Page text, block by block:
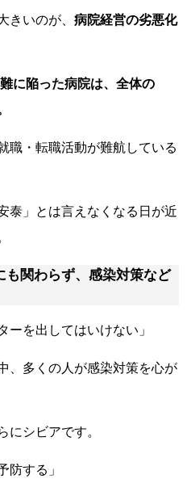
きいのが、 病院経営の劣悪化
に陥った病院は、全体の
職・転職活動が難航している
泰」とは言えなくなる日が近
も関わらず、感染対策など
ーを出してはいけない」
、多くの人が感染対策を心が
にシビアです。
防する」